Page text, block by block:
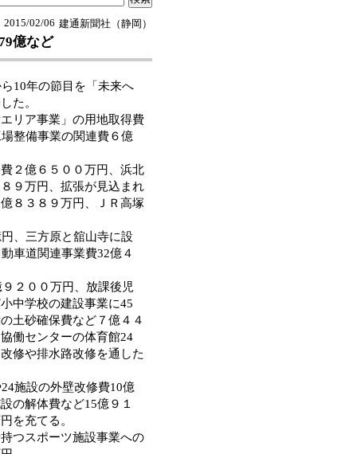
建通新聞社（静岡）
2015/02/06
億など
10年の節目を「未来へ
た。
リア事業」の用地取得費
整備事業の関連費６億
２億６５００万円、浜北
９万円、拡張が見込まれ
８３８９万円、ＪＲ高塚
、三方原と舘山寺に設
車道関連事業費32億４
２００万円、放課後児
中学校の建設事業に45
土砂確保費など７億４４
働センターの体育館24
修や排水路改修を通した
施設の外壁改修費10億
の解体費など15億９１
を充てる。
つスポーツ施設事業への